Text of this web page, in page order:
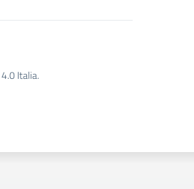
Italia.